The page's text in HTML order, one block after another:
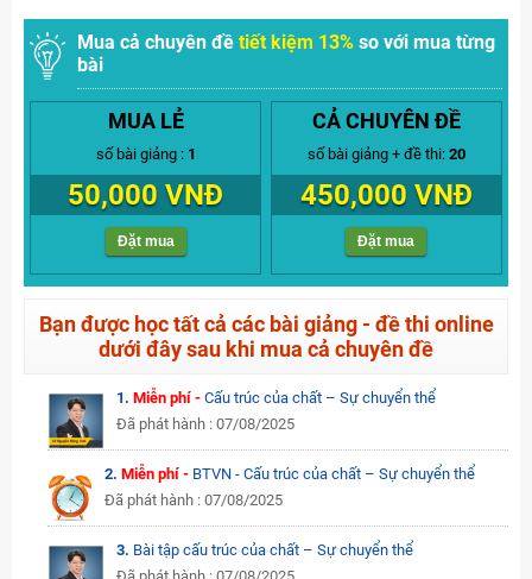
Mua cả chuyên đề tiết kiệm 13% so với mua từng
bài
MUA LẺ
số bài giảng : 1
50,000 VNĐ
Đặt mua
CẢ CHUYÊN ĐỀ
số bài giảng + đề thi: 20
450,000 VNĐ
Đặt mua
Bạn được học tất cả các bài giảng - đề thi online
dưới đây sau khi mua cả chuyên đề
1. Miễn phí - Cấu trúc của chất – Sự chuyển thể
Đã phát hành : 07/08/2025
2.Miễn phí - BTVN - Cấu trúc của chất – Sự chuyển thể
Đã phát hành : 07/08/2025
3. Bài tập cấu trúc của chất – Sự chuyển thể